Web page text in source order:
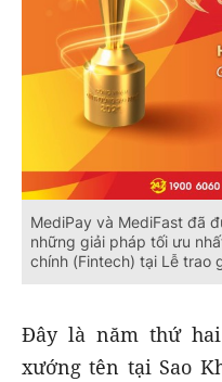
MediPay và MediFast đã
những giải pháp tối ưu
chính (Fintech) tại Lễ trao
Đây là năm thứ
xướng tên tại Sao